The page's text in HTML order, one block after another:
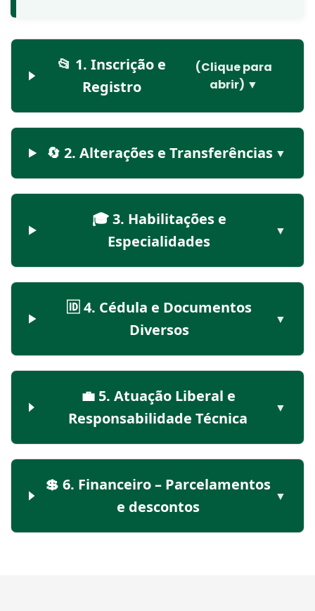
📂 1. Inscrição e
Registro
(Clique para
abrir) ▼
🔄 2. Alterações e Transferências ▼
🎓 3. Habilitações e
Especialidades
▼
🆔 4. Cédula e Documentos
Diversos
▼
💼 5. Atuação Liberal e
Responsabilidade Técnica
▼
💲 6. Financeiro – Parcelamentos
e descontos
▼